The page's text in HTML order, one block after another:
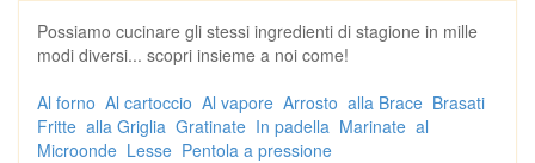
Possiamo cucinare gli stessi ingredienti di stagione in mille
modi diversi... scopri insieme a noi come!
Al forno Al cartoccio Al vapore Arrosto alla Brace Brasati
Fritte alla Griglia Gratinate In padella Marinate al
Microonde Lesse Pentola a pressione